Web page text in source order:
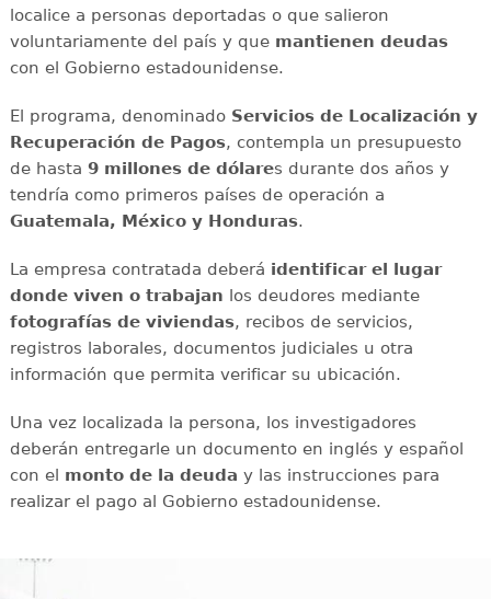
localice a personas deportadas o que salieron
voluntariamente del país y que mantienen deudas
con el Gobierno estadounidense.
El programa, denominado Servicios de Localización y
Recuperación de Pagos, contempla un presupuesto
de hasta 9 millones de dólares durante dos años y
tendría como primeros países de operación a
Guatemala, México y Honduras.
La empresa contratada deberá identificar el lugar
donde viven o trabajan los deudores mediante
fotografías de viviendas, recibos de servicios,
registros laborales, documentos judiciales u otra
información que permita verificar su ubicación.
Una vez localizada la persona, los investigadores
deberán entregarle un documento en inglés y español
con el monto de la deuda y las instrucciones para
realizar el pago al Gobierno estadounidense.